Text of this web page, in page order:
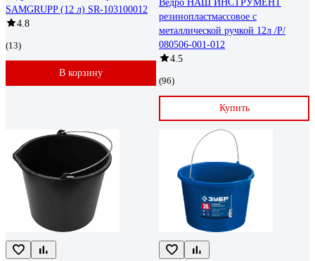
SAMGRUPP (12 л) SR-103100012
4.8
(13)
В корзину
Ведро НАШ ИНСТРУМЕНТ
резинопластмассовое с
металлической ручкой 12л /Р/
080506-001-012
4.5
(96)
Купить